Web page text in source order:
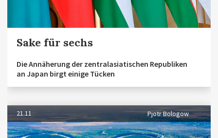
Sake für sechs
Die Annäherung der zentralasiatischen Republiken
an Japan birgt einige Tücken
21.11 Pjotr Bologow